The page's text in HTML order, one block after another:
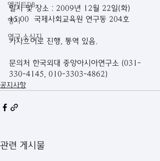
엘리트DB
행사
연구 소식지
일시 및 장소 : 2009년 12월 22일(화)
15:00  국제사회교육원 연구동 204호
카자흐어로 진행, 통역 있음.
문의처 한국외대 중앙아시아연구소 (031-
330-4145, 010-3303-4862)
공지사항
관련 게시물